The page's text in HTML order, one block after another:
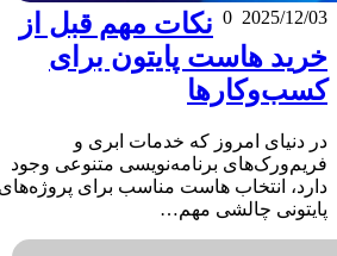
2025/12/03
0 نکات مهم قبل از
خرید هاست پایتون برای
کسب‌وکارها
در دنیای امروز که خدمات ابری و
فریم‌ورک‌های برنامه‌نویسی متنوعی وجود
دارد، انتخاب هاست مناسب برای پروژه‌های
پایتونی چالشی مهم…